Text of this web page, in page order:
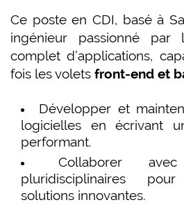
Ce poste en CDI, basé à
ingénieur passionné par
complet d’applications,
fois les volets front-end et
Développer et
logicielles en écrivant
performant.
Collaborer
pluridisciplinaires
solutions innovantes.